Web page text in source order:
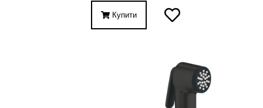
Купити